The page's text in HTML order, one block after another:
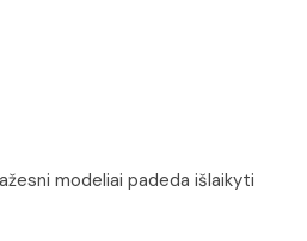
modeliai padeda išlaikyti